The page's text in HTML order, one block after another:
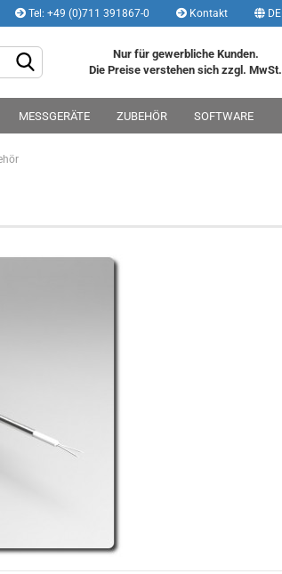
Tel: +49 (0)711 391867-0 Kontakt DE
Sprache auswählen
Lieferland
Nur für gewerbliche Kunden.
Die Preise verstehen sich zzgl. MwSt.
MESSGERÄTE ZUBEHÖR SOFTWARE